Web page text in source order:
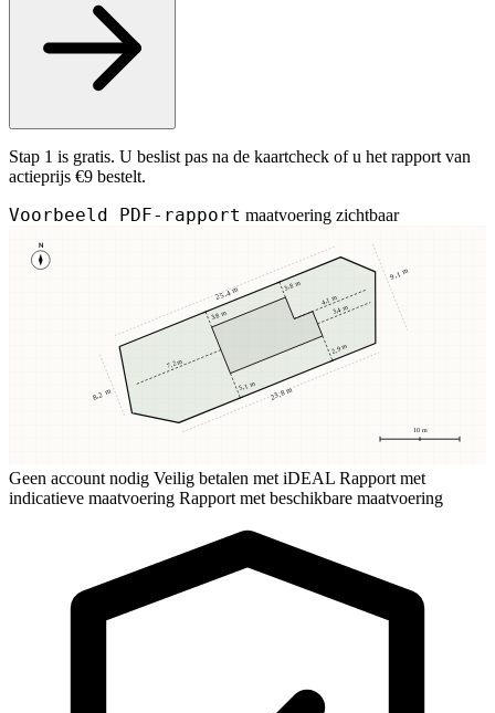
Stap 1 is gratis. U beslist pas na de kaartcheck of u het rapport van
actieprijs €9 bestelt.
Voorbeeld PDF-rapport maatvoering zichtbaar
N
10 m
3,8 m
3,8 m
5,1 m
2,9 m
7,2 m
3,4 m
4,1 m
25,4 m
23,8 m
8,2 m
9,1 m
Geen account nodig Veilig betalen met iDEAL Rapport met
indicatieve maatvoering Rapport met beschikbare maatvoering